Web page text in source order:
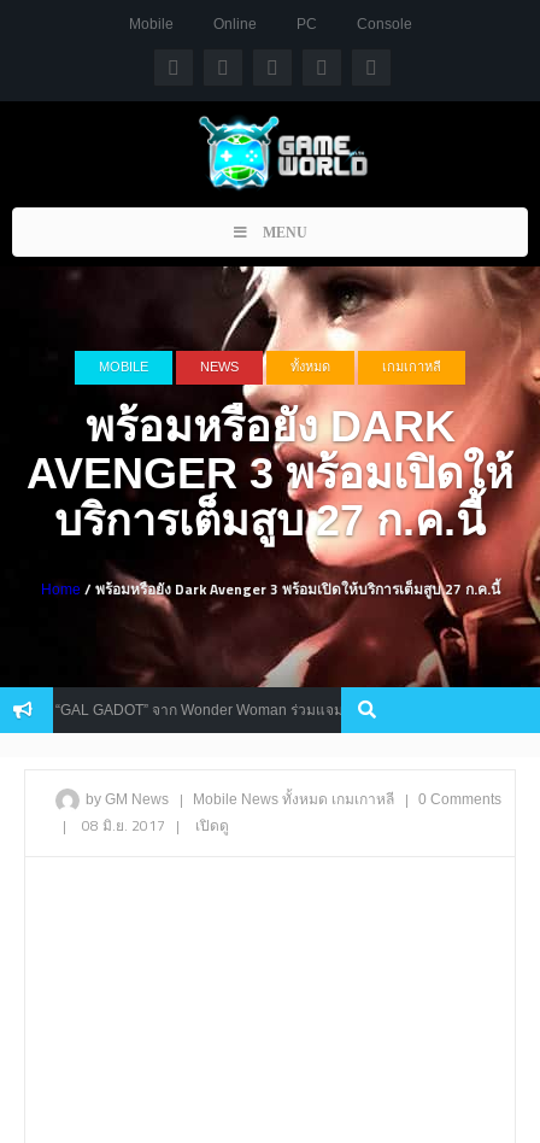
Mobile Online PC Console
Toggle
navigation
MENU
MOBILE NEWS ทั้งหมด เกมเกาหลี
พร้อมหรือยัง DARK
AVENGER 3 พร้อมเปิดให้
บริการเต็มสูบ 27 ก.ค.นี้
Home / พร้อมหรือยัง Dark Avenger 3 พร้อมเปิดให้บริการเต็มสูบ 27 ก.ค.นี้
“GAL GADOT” จาก Wonder Woman ร่วมแจม Mobile
by GM News | Mobile News ทั้งหมด เกมเกาหลี | 0 Comments
| 08 มิ.ย. 2017 | เปิดดู